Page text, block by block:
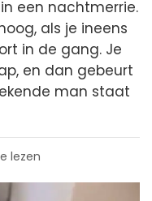
een nachtmerrie.
als je ineens
in de gang. Je
en dan gebeurt
man staat
lezen